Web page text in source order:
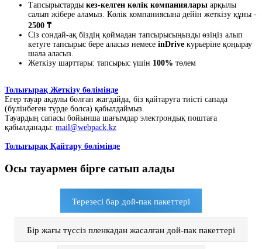
Тапсырыстарды кез-келген көлік компаниялары арқылы
салып жібере аламыз. Көлік компаниясына дейін жеткізу құны -
2500 ₸
Сіз сондай-ақ біздің қоймадан тапсырысыңызды өзіңіз алып
кетуге тапсырыс бере аласыз немесе inDrive курьеріне қоңырау
шала аласыз.
Жеткізу шарттары: тапсырыс үшін 100% төлем
Толығырақ Жеткізу бөлімінде
Егер тауар ақаулы болған жағдайда, біз қайтаруға тиісті сапада
(бүлінбеген түрде болса) қабылдаймыз.
Тауардың сапасы бойынша шағымдар электрондық поштаға
қабылданады: mail@webpack.kz
Толығырақ Қайтару бөлімінде
Осы тауармен бірге сатып алады
Терезесі бар дой-пак пакеттері
Бір жағы түссіз пленкадан жасалған дой-пак пакеттері